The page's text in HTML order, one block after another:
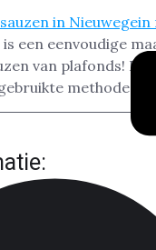
is een eenvoudige
van plafonds! In
methode